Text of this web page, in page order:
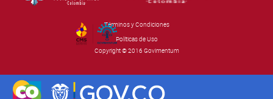
Términos y Condiciones
Políticas de Uso
Copyright © 2016 Govimentum
By Govimentum